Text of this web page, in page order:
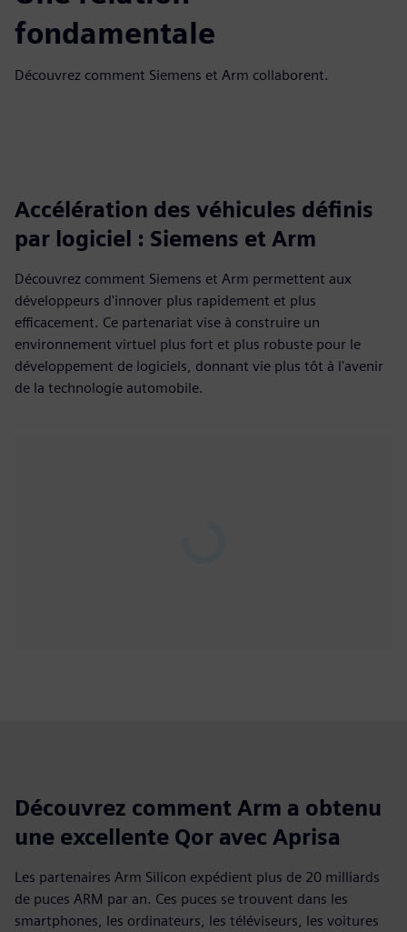
fondamentale
Découvrez comment Siemens et Arm collaborent.
Accélération des véhicules définis
par logiciel : Siemens et Arm
Découvrez comment Siemens et Arm permettent aux
développeurs d'innover plus rapidement et plus
efficacement. Ce partenariat vise à construire un
environnement virtuel plus fort et plus robuste pour le
développement de logiciels, donnant vie plus tôt à l'avenir
de la technologie automobile.
Découvrez comment Arm a obtenu
une excellente Qor avec Aprisa
Les partenaires Arm Silicon expédient plus de 20 milliards
de puces ARM par an. Ces puces se trouvent dans les
smartphones, les ordinateurs, les téléviseurs, les voitures